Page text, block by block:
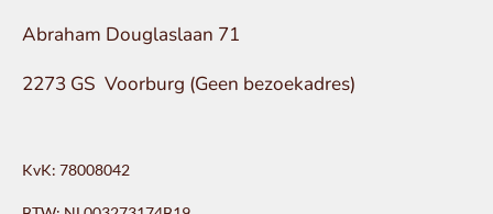
Abraham Douglaslaan 71
2273 GS Voorburg (Geen bezoekadres)
KvK: 78008042